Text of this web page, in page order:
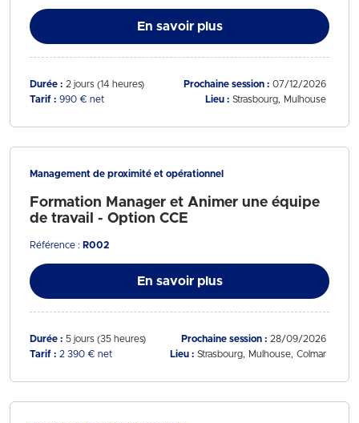
En savoir plus
Durée : 2 jours (14 heures) Prochaine session : 07/12/2026
Tarif : 990 € net Lieu : Strasbourg Mulhouse
Management de proximité et opérationnel
Formation Manager et Animer une équipe
de travail - Option CCE
Référence : R002
En savoir plus
Durée : 5 jours (35 heures) Prochaine session : 28/09/2026
Tarif : 2 390 € net Lieu : Strasbourg Mulhouse Colmar